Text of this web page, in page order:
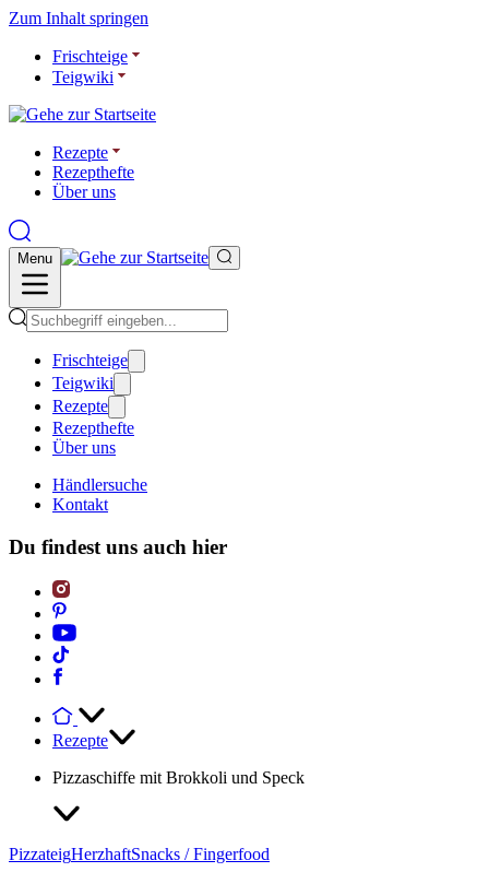
Zum Inhalt springen
Frischteige
Teigwiki
Rezepte
Rezepthefte
Über uns
Menu
Frischteige
Teigwiki
Rezepte
Rezepthefte
Über uns
Händlersuche
Kontakt
Du findest uns auch hier
Rezepte
Pizzaschiffe mit Brokkoli und Speck
PizzateigHerzhaftSnacks / Fingerfood